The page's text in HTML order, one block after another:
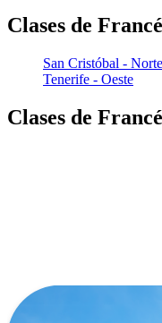
Clases de
San Cristóbal - Norte
Tenerife - Oeste
Clases de